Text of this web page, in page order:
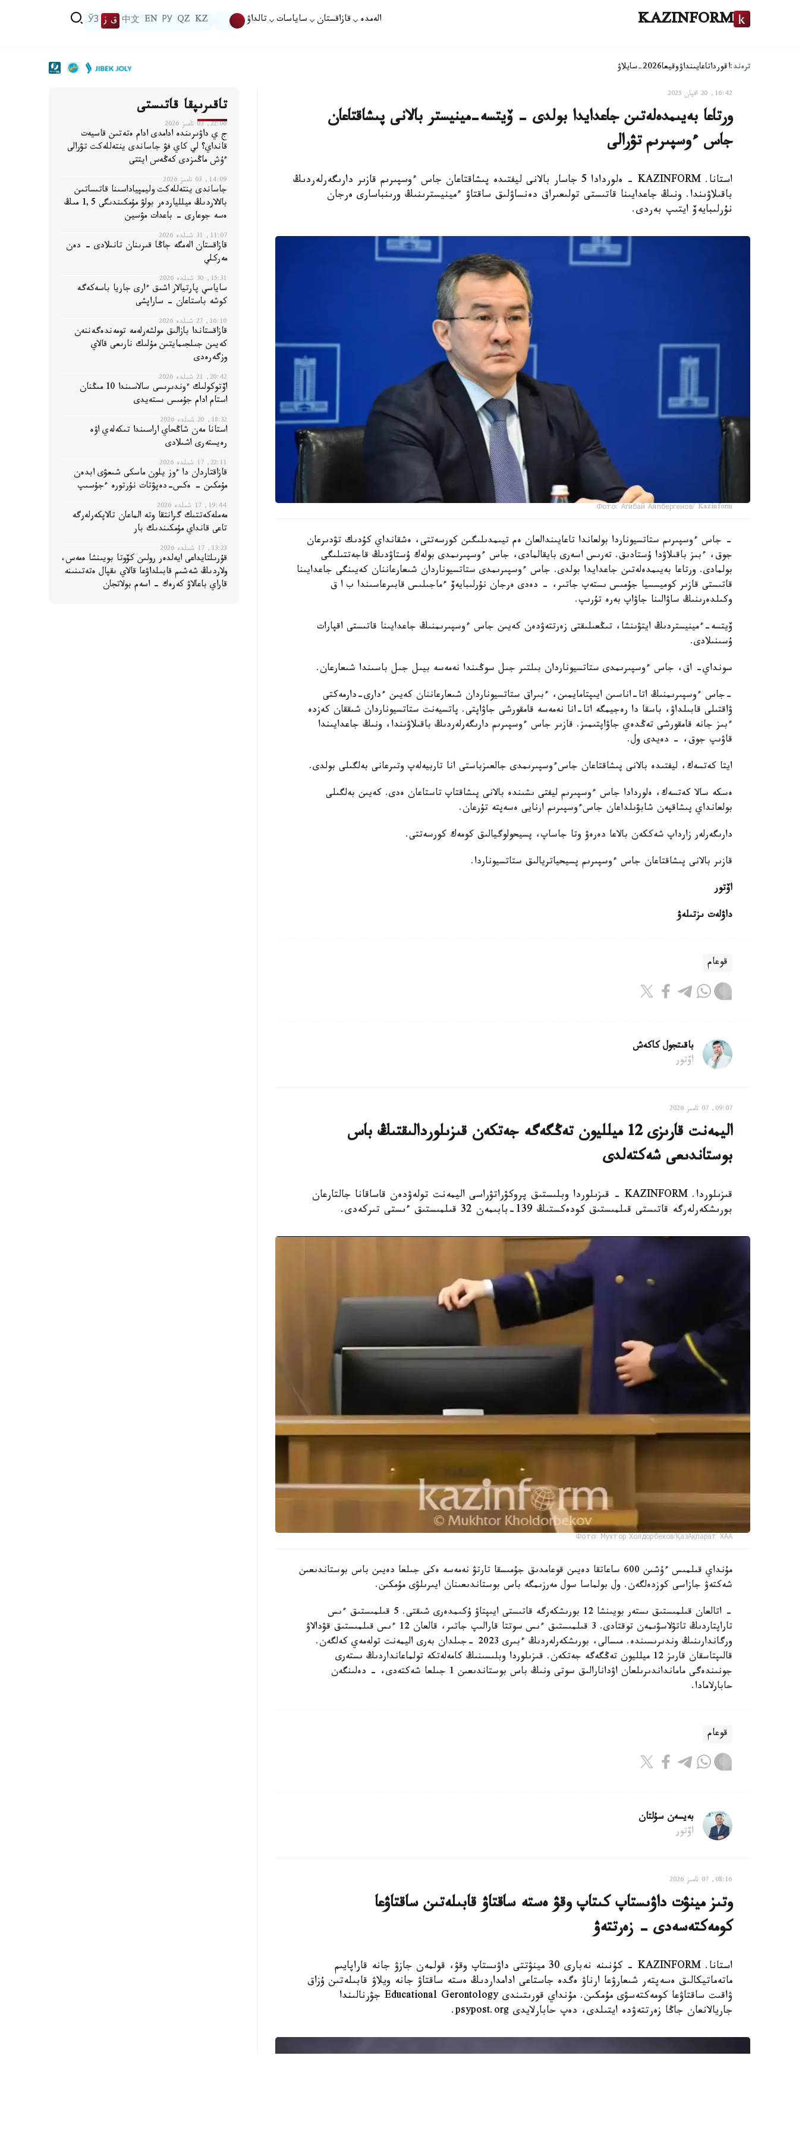
KAZINFORM الەمدە قازاقستان ساياسات تالداۋ KZ
QZ
РУ
EN
中文 ق ز ЎЗ
ترەند:اقورداتاعايىنداۋوقيعا2026-سايلاۋ
16:42, 20 اقپان 2025
ورتاعا بەيىمدەلەتىن جاعدايدا بولدى - ۆيتسە-مينيستر بالانى پىشاقتاعان
جاس ءوسپىرىم تۋرالى
استانا. KAZINFORM - ەلوردادا 5 جاسار بالانى ليفتىدە پىشاقتاعان جاس ءوسپىرىم قازىر دارىگەرلەردىڭ
باقىلاۋىندا. ونىڭ جاعدايىنا قاتىستى تولىعىراق دەنساۋلىق ساقتاۋ ءمينيسترىنىڭ ورىنباسارى ەرجان
نۇرلىبايەۆ ايتىپ بەردى.
Фото: Агибай Аяпбергенов/ Kazinform
- جاس ءوسپىرىم ستاتسيوناردا بولعاندا تاعايىندالعان ەم تيىمدىلىگىن كورسەتتى، ەشقانداي كۇدىك تۋدىرعان
جوق، ءبىز باقىلاۋدا ۇستادىق. تەرىس اسەرى بايقالمادى، جاس ءوسپىرىمدى بولەك ۇستاۋدىڭ قاجەتتىلىگى
بولمادى. ورتاعا بەيىمدەلەتىن جاعدايدا بولدى. جاس ءوسپىرىمدى ستاتسيوناردان شىعارعاننان كەيىنگى جاعدايىنا
قاتىستى قازىر كوميسسيا جۇمىس ىستەپ جاتىر، - دەدى ەرجان نۇرلىبايەۆ ءماجىلىس قابىرعاسىندا ب ا ق
وكىلدەرىنىڭ ساۋالىنا جاۋاپ بەرە تۇرىپ.
ۆيتسە-ءمينيستردىڭ ايتۋىنشا، تىڭعىلىقتى زەرتتەۋدەن كەيىن جاس ءوسپىرىمنىڭ جاعدايىنا قاتىستى اقپارات
ۇسىنىلادى.
سونداي- اق، جاس ءوسپىرىمدى ستاتسيوناردان بىلتىر جىل سوڭىندا نەمەسە بيىل جىل باسىندا شىعارعان.
-جاس ءوسپىرىمنىڭ اتا-اناسىن ايىپتامايمىن، ءبىراق ستاتسيوناردان شىعارعاننان كەيىن ءدارى-دارمەكتى
ۋاقتىلى قابىلداۋ، باسقا دا رەجيمگە اتا-انا نەمەسە قامقورشى جاۋاپتى. پاتسيەنت ستاتسيوناردان شىققان كەزدە
ءبىز جانە قامقورشى تەڭدەي جاۋاپتىمىز. قازىر جاس ءوسپىرىم دارىگەرلەردىڭ باقىلاۋىندا، ونىڭ جاعدايىندا
قاۋىپ جوق، - دەيدى ول.
ايتا كەتسەك، ليفتىدە بالانى پىشاقتاعان جاسءوسپىرىمدى جالعىزباستى انا تاربيەلەپ وتىرعانى بەلگىلى بولدى.
ەسكە سالا كەتسەك، ەلوردادا جاس ءوسپىرىم ليفتى ىشىندە بالانى پىشاقتاپ تاستاعان ەدى. كەيىن بەلگىلى
بولعانداي پىشاقپەن شابۋىلداعان جاسءوسپىرىم ارنايى ەسەپتە تۇرعان.
دارىگەرلەر زارداپ شەككەن بالاعا دەرەۋ وتا جاساپ، پسيحولوگيالىق كومەك كورسەتتى.
قازىر بالانى پىشاقتاعان جاس ءوسپىرىم پسيحياتريالىق ستاتسيوناردا.
اۆتور
داۋلەت ىزتىلەۋ
قوعام
باقىتجول كاكەش
اۆتور
09:07, 07 تامىز 2026
اليمەنت قارىزى 12 ميلليون تەڭگەگە جەتكەن قىزىلوردالىقتىڭ باس
بوستاندىعى شەكتەلدى
قىزىلوردا. KAZINFORM - قىزىلوردا وبلىستىق پروكۋراتۋراسى اليمەنت تولەۋدەن قاساقانا جالتارعان
بورىشكەرلەرگە قاتىستى قىلمىستىق كودەكستىڭ 139-بابىمەن 32 قىلمىستىق ءىستى تىركەدى.
Фото: Мухтор Холдорбеков/ҚазАқпарат ХАА
مۇنداي قىلمىس ءۇشىن 600 ساعاتقا دەيىن قوعامدىق جۇمىسقا تارتۋ نەمەسە ەكى جىلعا دەيىن باس بوستاندىعىن
شەكتەۋ جازاسى كوزدەلگەن. ول بولماسا سول مەرزىمگە باس بوستاندىعىنان ايىرىلۋى مۇمكىن.
- اتالعان قىلمىستىق ىستەر بويىنشا 12 بورىشكەرگە قاتىستى ايىپتاۋ ۇكىمدەرى شىقتى. 5 قىلمىستىق ءىس
تاراپتاردىڭ تاتۋلاسۋىمەن توقتادى. 3 قىلمىستىق ءىس سوتتا قارالىپ جاتىر، قالعان 12 ءىس قىلمىستىق قۋدالاۋ
ورگاندارىنىڭ وندىرىسىندە. مىسالى، بورىشكەرلەردىڭ ءبىرى 2023 -جىلدان بەرى اليمەنت تولەمەي كەلگەن.
قالىپتاسقان قارىز 12 ميلليون تەڭگەگە جەتكەن. قىزىلوردا وبلىسىنىڭ كامەلەتكە تولماعانداردىڭ ىستەرى
جونىندەگى مامانداندىرىلعان اۋدانارالىق سوتى ونىڭ باس بوستاندىعىن 1 جىلعا شەكتەدى، - دەلىنگەن
حابارلامادا.
قوعام
بەيسەن سۇلتان
اۆتور
08:16, 07 تامىز 2026
وتىز مينۋت داۋىستاپ كىتاپ وقۋ ەستە ساقتاۋ قابىلەتىن ساقتاۋعا
كومەكتەسەدى - زەرتتەۋ
استانا. KAZINFORM - كۇنىنە نەبارى 30 مينۋتتى داۋىستاپ وقۋ، قولمەن جازۋ جانە قاراپايىم
ماتەماتيكالىق ەسەپتەر شىعارۋعا ارناۋ ەگدە جاستاعى ادامداردىڭ ەستە ساقتاۋ جانە ويلاۋ قابىلەتىن ۇزاق
ۋاقىت ساقتاۋعا كومەكتەسۋى مۇمكىن. مۇنداي قورىتىندى Educational Gerontology جۋرنالىندا
جاريالانعان جاڭا زەرتتەۋدە ايتىلدى، دەپ حابارلايدى psypost.org.
تاقىرىپقا قاتىستى
22:06, 03 تامىز 2026
ج ي داۋىرىندە ادامدى ادام ەتەتىن قاسيەت
قانداي؟ لي كاي فۋ جاساندى ينتەللەكت تۋرالى
ءۇش ماڭىزدى كەڭەس ايتتى
14:09, 03 تامىز 2026
جاساندى ينتەللەكت وليمپياداسىنا قاتىساتىن
بالالاردىڭ ميللياردەر بولۋ مۇمكىندىگى 1,5 مىڭ
ەسە جوعارى - باعدات مۋسين
11:07, 31 شىلدە 2026
قازاقستان الەمگە جاڭا قىرىنان تانىلادى - دەن
مەركلي
15:31, 30 شىلدە 2026
ساياسي پارتيالار اشىق ءارى جاريا باسەكەگە
كوشە باستاعان - ساراپشى
16:10, 27 شىلدە 2026
قازاقستاندا بازالىق مولشەرلەمە تومەندەگەننەن
كەيىن جىلجىمايتىن مۇلىك نارىعى قالاي
وزگەرەدى
20:42, 21 شىلدە 2026
اۆتوكولىك ءوندىرىسى سالاسىندا 10 مىڭنان
استام ادام جۇمىس ىستەيدى
18:32, 20 شىلدە 2026
استانا مەن شاڭحاي اراسىندا تىكەلەي اۋە
رەيستەرى اشىلادى
22:11, 17 شىلدە 2026
قازاقتاردان دا ءوز يلون ماسكى شىعۋى ابدەن
مۇمكىن - ەكس-دەپۋتات نۇرتورە ءجۇسىپ
19:44, 17 شىلدە 2026
مەملەكەتتىك گرانتقا وتە الماعان تالاپكەرلەرگە
تاعى قانداي مۇمكىندىك بار
13:23, 17 شىلدە 2026
قۇرىلتايداعى ايەلدەر رولىن كۆوتا بويىنشا ەمەس،
ولاردىڭ شەشىم قابىلداۋعا قالاي ىقپال ەتەتىنىنە
قاراي باعالاۋ كەرەك - اسەم بولاتجان